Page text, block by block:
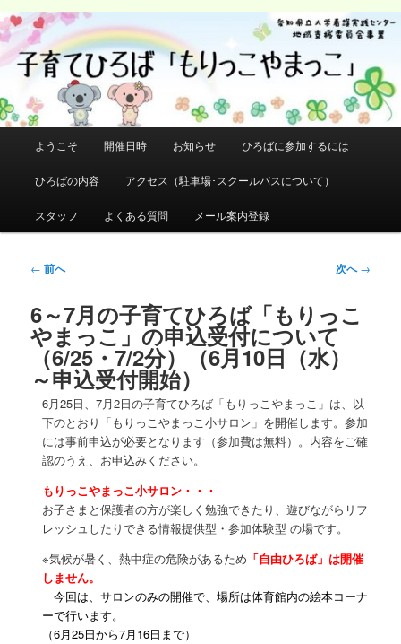
メ
イ
ン
ン
テ
検
ュ
ようこそ 開催日時 お知らせ ひろばに参加するには
ひろばの内容 アクセス（駐車場･スクールバスについて）
スタッフ よくある質問 メール案内登録
投
ナ
ビ
ゲ
シ
ョ
ン
← 前へ 次へ→
6～7月の子育てひろば「もりっこ
やまっこ」の申込受付について
（6/25・7/2分）（6月10日（水）
～申込受付開始）
6月25日、7月2日の子育てひろば「もりっこやまっこ」は、以
下のとおり「もりっこやまっこ小サロン」を開催します。参加
には事前申込が必要となります（参加費は無料）。内容をご確
認のうえ、お申込みください。
もりっこやまっこ小サロン・・・
お子さまと保護者の方が楽しく勉強できたり、遊びながらリフ
レッシュしたりできる情報提供型・参加体験型 の場です。
※気候が暑く、熱中症の危険があるため 「自由ひろば」は開催
しません。
今回は、サロンのみの開催で、場所は体育館内の絵本コーナ
ーで行います。
（6月25日から7月16日まで）